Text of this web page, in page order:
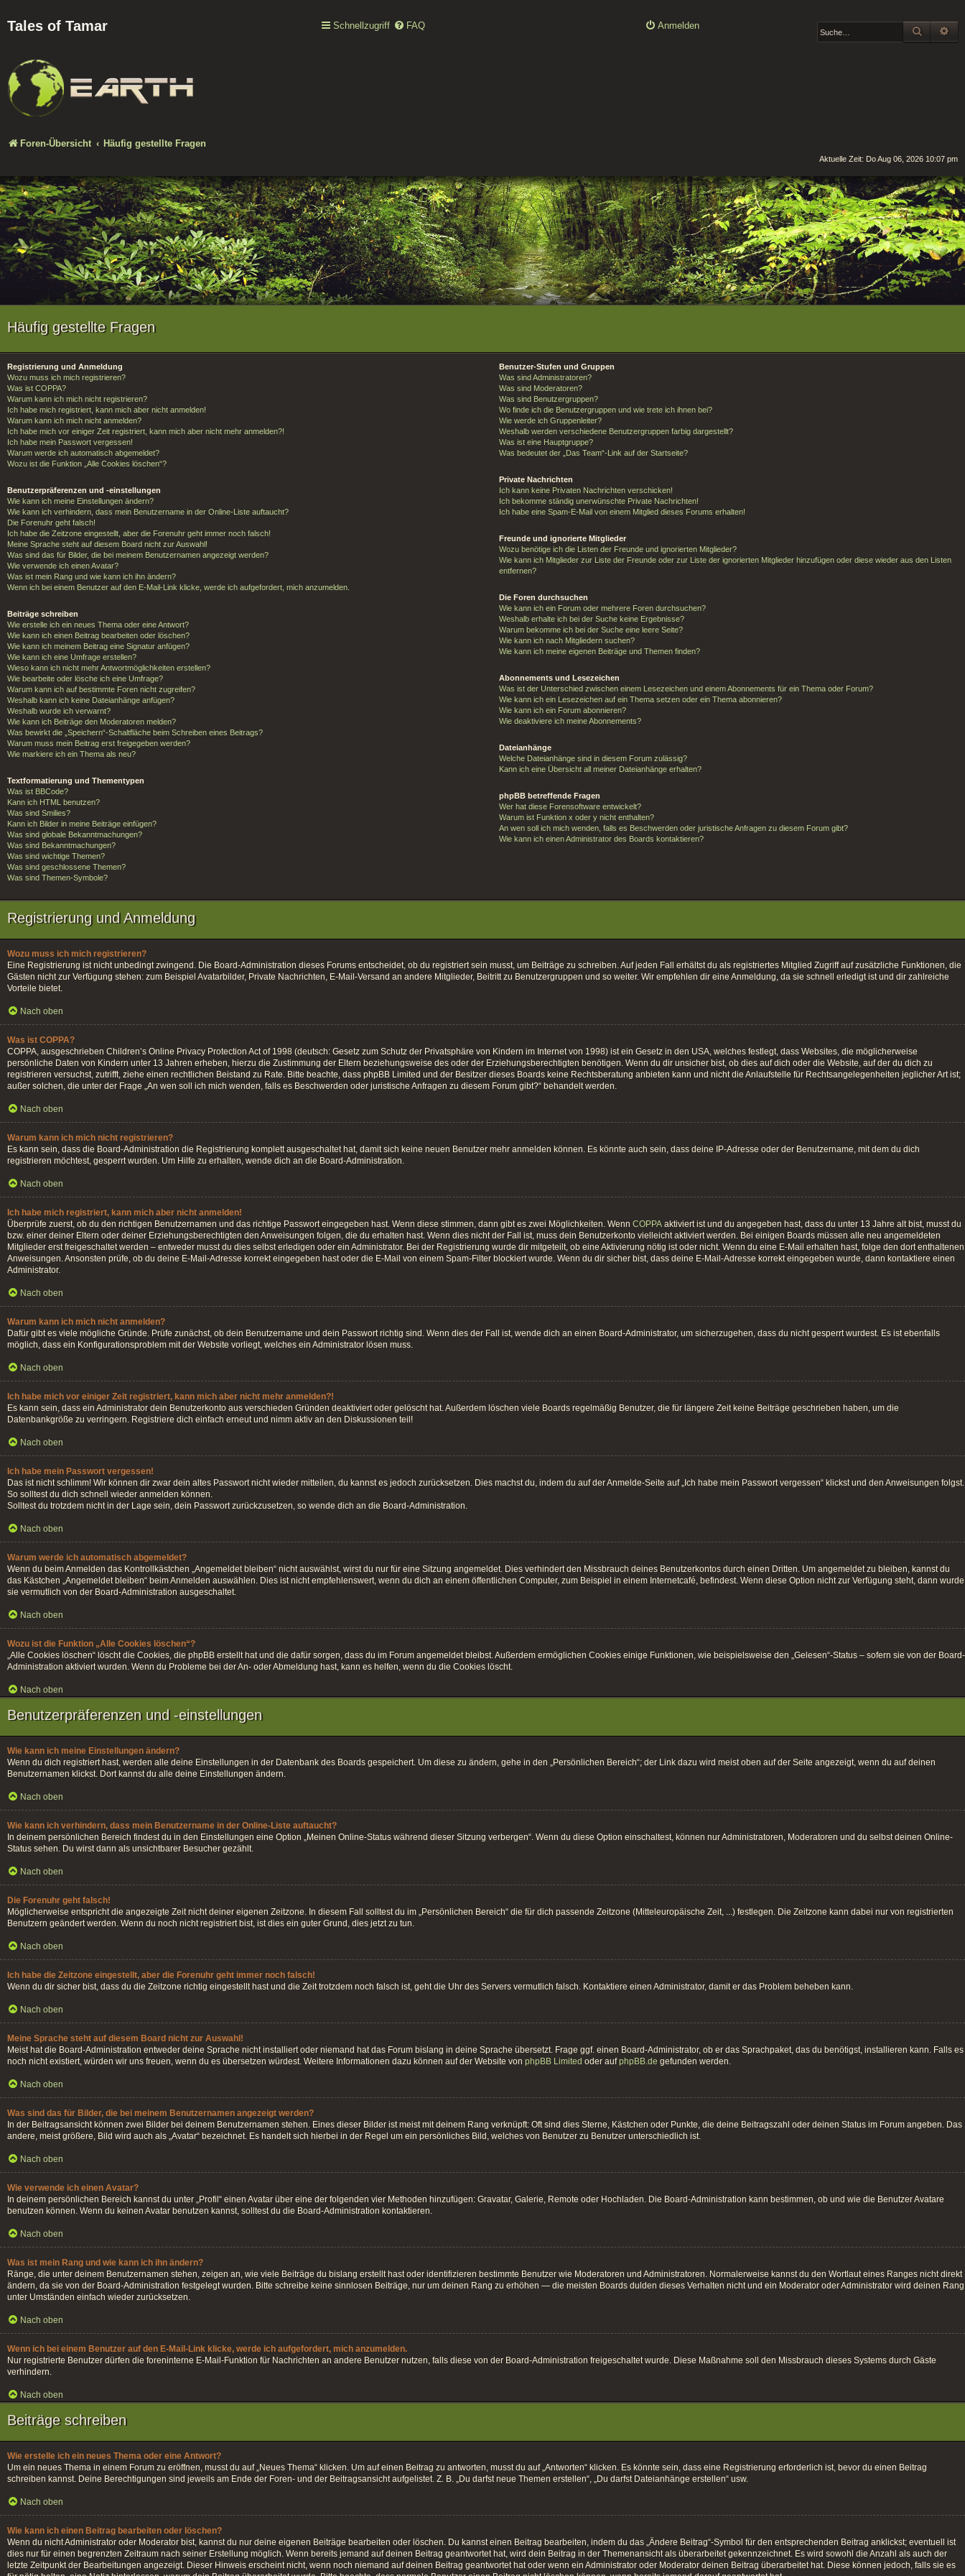
Tales of Tamar Schnellzugriff FAQ Anmelden SUCHE
Foren-Übersicht Häufig gestellte Fragen
Aktuelle Zeit: Do Aug 06, 2026 10:07 pm
Häufig gestellte Fragen
Registrierung und Anmeldung
Wozu muss ich mich registrieren?
Was ist COPPA?
Warum kann ich mich nicht registrieren?
Ich habe mich registriert, kann mich aber nicht anmelden!
Warum kann ich mich nicht anmelden?
Ich habe mich vor einiger Zeit registriert, kann mich aber nicht mehr anmelden?!
Ich habe mein Passwort vergessen!
Warum werde ich automatisch abgemeldet?
Wozu ist die Funktion „Alle Cookies löschen“?
Benutzerpräferenzen und -einstellungen
Wie kann ich meine Einstellungen ändern?
Wie kann ich verhindern, dass mein Benutzername in der Online-Liste auftaucht?
Die Forenuhr geht falsch!
Ich habe die Zeitzone eingestellt, aber die Forenuhr geht immer noch falsch!
Meine Sprache steht auf diesem Board nicht zur Auswahl!
Was sind das für Bilder, die bei meinem Benutzernamen angezeigt werden?
Wie verwende ich einen Avatar?
Was ist mein Rang und wie kann ich ihn ändern?
Wenn ich bei einem Benutzer auf den E-Mail-Link klicke, werde ich aufgefordert, mich anzumelden.
Beiträge schreiben
Wie erstelle ich ein neues Thema oder eine Antwort?
Wie kann ich einen Beitrag bearbeiten oder löschen?
Wie kann ich meinem Beitrag eine Signatur anfügen?
Wie kann ich eine Umfrage erstellen?
Wieso kann ich nicht mehr Antwortmöglichkeiten erstellen?
Wie bearbeite oder lösche ich eine Umfrage?
Warum kann ich auf bestimmte Foren nicht zugreifen?
Weshalb kann ich keine Dateianhänge anfügen?
Weshalb wurde ich verwarnt?
Wie kann ich Beiträge den Moderatoren melden?
Was bewirkt die „Speichern“-Schaltfläche beim Schreiben eines Beitrags?
Warum muss mein Beitrag erst freigegeben werden?
Wie markiere ich ein Thema als neu?
Textformatierung und Thementypen
Was ist BBCode?
Kann ich HTML benutzen?
Was sind Smilies?
Kann ich Bilder in meine Beiträge einfügen?
Was sind globale Bekanntmachungen?
Was sind Bekanntmachungen?
Was sind wichtige Themen?
Was sind geschlossene Themen?
Was sind Themen-Symbole?
Benutzer-Stufen und Gruppen
Was sind Administratoren?
Was sind Moderatoren?
Was sind Benutzergruppen?
Wo finde ich die Benutzergruppen und wie trete ich ihnen bei?
Wie werde ich Gruppenleiter?
Weshalb werden verschiedene Benutzergruppen farbig dargestellt?
Was ist eine Hauptgruppe?
Was bedeutet der „Das Team“-Link auf der Startseite?
Private Nachrichten
Ich kann keine Privaten Nachrichten verschicken!
Ich bekomme ständig unerwünschte Private Nachrichten!
Ich habe eine Spam-E-Mail von einem Mitglied dieses Forums erhalten!
Freunde und ignorierte Mitglieder
Wozu benötige ich die Listen der Freunde und ignorierten Mitglieder?
Wie kann ich Mitglieder zur Liste der Freunde oder zur Liste der ignorierten Mitglieder hinzufügen oder diese wieder aus den Listen
entfernen?
Die Foren durchsuchen
Wie kann ich ein Forum oder mehrere Foren durchsuchen?
Weshalb erhalte ich bei der Suche keine Ergebnisse?
Warum bekomme ich bei der Suche eine leere Seite?
Wie kann ich nach Mitgliedern suchen?
Wie kann ich meine eigenen Beiträge und Themen finden?
Abonnements und Lesezeichen
Was ist der Unterschied zwischen einem Lesezeichen und einem Abonnements für ein Thema oder Forum?
Wie kann ich ein Lesezeichen auf ein Thema setzen oder ein Thema abonnieren?
Wie kann ich ein Forum abonnieren?
Wie deaktiviere ich meine Abonnements?
Dateianhänge
Welche Dateianhänge sind in diesem Forum zulässig?
Kann ich eine Übersicht all meiner Dateianhänge erhalten?
phpBB betreffende Fragen
Wer hat diese Forensoftware entwickelt?
Warum ist Funktion x oder y nicht enthalten?
An wen soll ich mich wenden, falls es Beschwerden oder juristische Anfragen zu diesem Forum gibt?
Wie kann ich einen Administrator des Boards kontaktieren?
Registrierung und Anmeldung
Wozu muss ich mich registrieren?
Eine Registrierung ist nicht unbedingt zwingend. Die Board-Administration dieses Forums entscheidet, ob du registriert sein musst, um Beiträge zu schreiben. Auf jeden Fall erhältst du als registriertes Mitglied Zugriff auf zusätzliche Funktionen, die
Gästen nicht zur Verfügung stehen: zum Beispiel Avatarbilder, Private Nachrichten, E-Mail-Versand an andere Mitglieder, Beitritt zu Benutzergruppen und so weiter. Wir empfehlen dir eine Anmeldung, da sie schnell erledigt ist und dir zahlreiche
Vorteile bietet.
Nach oben
Was ist COPPA?
COPPA, ausgeschrieben Children’s Online Privacy Protection Act of 1998 (deutsch: Gesetz zum Schutz der Privatsphäre von Kindern im Internet von 1998) ist ein Gesetz in den USA, welches festlegt, dass Websites, die möglicherweise
persönliche Daten von Kindern unter 13 Jahren erheben, hierzu die Zustimmung der Eltern beziehungsweise des oder der Erziehungsberechtigten benötigen. Wenn du dir unsicher bist, ob dies auf dich oder die Website, auf der du dich zu
registrieren versuchst, zutrifft, ziehe einen rechtlichen Beistand zu Rate. Bitte beachte, dass phpBB Limited und der Besitzer dieses Boards keine Rechtsberatung anbieten kann und nicht die Anlaufstelle für Rechtsangelegenheiten jeglicher Art ist;
außer solchen, die unter der Frage „An wen soll ich mich wenden, falls es Beschwerden oder juristische Anfragen zu diesem Forum gibt?“ behandelt werden.
Nach oben
Warum kann ich mich nicht registrieren?
Es kann sein, dass die Board-Administration die Registrierung komplett ausgeschaltet hat, damit sich keine neuen Benutzer mehr anmelden können. Es könnte auch sein, dass deine IP-Adresse oder der Benutzername, mit dem du dich
registrieren möchtest, gesperrt wurden. Um Hilfe zu erhalten, wende dich an die Board-Administration.
Nach oben
Ich habe mich registriert, kann mich aber nicht anmelden!
Überprüfe zuerst, ob du den richtigen Benutzernamen und das richtige Passwort eingegeben hast. Wenn diese stimmen, dann gibt es zwei Möglichkeiten. Wenn COPPA aktiviert ist und du angegeben hast, dass du unter 13 Jahre alt bist, musst du
bzw. einer deiner Eltern oder deiner Erziehungsberechtigten den Anweisungen folgen, die du erhalten hast. Wenn dies nicht der Fall ist, muss dein Benutzerkonto vielleicht aktiviert werden. Bei einigen Boards müssen alle neu angemeldeten
Mitglieder erst freigeschaltet werden – entweder musst du dies selbst erledigen oder ein Administrator. Bei der Registrierung wurde dir mitgeteilt, ob eine Aktivierung nötig ist oder nicht. Wenn du eine E-Mail erhalten hast, folge den dort enthaltenen
Anweisungen. Ansonsten prüfe, ob du deine E-Mail-Adresse korrekt eingegeben hast oder die E-Mail von einem Spam-Filter blockiert wurde. Wenn du dir sicher bist, dass deine E-Mail-Adresse korrekt eingegeben wurde, dann kontaktiere einen
Administrator.
Nach oben
Warum kann ich mich nicht anmelden?
Dafür gibt es viele mögliche Gründe. Prüfe zunächst, ob dein Benutzername und dein Passwort richtig sind. Wenn dies der Fall ist, wende dich an einen Board-Administrator, um sicherzugehen, dass du nicht gesperrt wurdest. Es ist ebenfalls
möglich, dass ein Konfigurationsproblem mit der Website vorliegt, welches ein Administrator lösen muss.
Nach oben
Ich habe mich vor einiger Zeit registriert, kann mich aber nicht mehr anmelden?!
Es kann sein, dass ein Administrator dein Benutzerkonto aus verschieden Gründen deaktiviert oder gelöscht hat. Außerdem löschen viele Boards regelmäßig Benutzer, die für längere Zeit keine Beiträge geschrieben haben, um die
Datenbankgröße zu verringern. Registriere dich einfach erneut und nimm aktiv an den Diskussionen teil!
Nach oben
Ich habe mein Passwort vergessen!
Das ist nicht schlimm! Wir können dir zwar dein altes Passwort nicht wieder mitteilen, du kannst es jedoch zurücksetzen. Dies machst du, indem du auf der Anmelde-Seite auf „Ich habe mein Passwort vergessen“ klickst und den Anweisungen folgst.
So solltest du dich schnell wieder anmelden können.
Solltest du trotzdem nicht in der Lage sein, dein Passwort zurückzusetzen, so wende dich an die Board-Administration.
Nach oben
Warum werde ich automatisch abgemeldet?
Wenn du beim Anmelden das Kontrollkästchen „Angemeldet bleiben“ nicht auswählst, wirst du nur für eine Sitzung angemeldet. Dies verhindert den Missbrauch deines Benutzerkontos durch einen Dritten. Um angemeldet zu bleiben, kannst du
das Kästchen „Angemeldet bleiben“ beim Anmelden auswählen. Dies ist nicht empfehlenswert, wenn du dich an einem öffentlichen Computer, zum Beispiel in einem Internetcafé, befindest. Wenn diese Option nicht zur Verfügung steht, dann wurde
sie vermutlich von der Board-Administration ausgeschaltet.
Nach oben
Wozu ist die Funktion „Alle Cookies löschen“?
„Alle Cookies löschen“ löscht die Cookies, die phpBB erstellt hat und die dafür sorgen, dass du im Forum angemeldet bleibst. Außerdem ermöglichen Cookies einige Funktionen, wie beispielsweise den „Gelesen“-Status – sofern sie von der Board-
Administration aktiviert wurden. Wenn du Probleme bei der An- oder Abmeldung hast, kann es helfen, wenn du die Cookies löscht.
Nach oben
Benutzerpräferenzen und -einstellungen
Wie kann ich meine Einstellungen ändern?
Wenn du dich registriert hast, werden alle deine Einstellungen in der Datenbank des Boards gespeichert. Um diese zu ändern, gehe in den „Persönlichen Bereich“; der Link dazu wird meist oben auf der Seite angezeigt, wenn du auf deinen
Benutzernamen klickst. Dort kannst du alle deine Einstellungen ändern.
Nach oben
Wie kann ich verhindern, dass mein Benutzername in der Online-Liste auftaucht?
In deinem persönlichen Bereich findest du in den Einstellungen eine Option „Meinen Online-Status während dieser Sitzung verbergen“. Wenn du diese Option einschaltest, können nur Administratoren, Moderatoren und du selbst deinen Online-
Status sehen. Du wirst dann als unsichtbarer Besucher gezählt.
Nach oben
Die Forenuhr geht falsch!
Möglicherweise entspricht die angezeigte Zeit nicht deiner eigenen Zeitzone. In diesem Fall solltest du im „Persönlichen Bereich“ die für dich passende Zeitzone (Mitteleuropäische Zeit, ...) festlegen. Die Zeitzone kann dabei nur von registrierten
Benutzern geändert werden. Wenn du noch nicht registriert bist, ist dies ein guter Grund, dies jetzt zu tun.
Nach oben
Ich habe die Zeitzone eingestellt, aber die Forenuhr geht immer noch falsch!
Wenn du dir sicher bist, dass du die Zeitzone richtig eingestellt hast und die Zeit trotzdem noch falsch ist, geht die Uhr des Servers vermutlich falsch. Kontaktiere einen Administrator, damit er das Problem beheben kann.
Nach oben
Meine Sprache steht auf diesem Board nicht zur Auswahl!
Meist hat die Board-Administration entweder deine Sprache nicht installiert oder niemand hat das Forum bislang in deine Sprache übersetzt. Frage ggf. einen Board-Administrator, ob er das Sprachpaket, das du benötigst, installieren kann. Falls es
noch nicht existiert, würden wir uns freuen, wenn du es übersetzen würdest. Weitere Informationen dazu können auf der Website von phpBB Limited oder aufphpBB.de gefunden werden.
Nach oben
Was sind das für Bilder, die bei meinem Benutzernamen angezeigt werden?
In der Beitragsansicht können zwei Bilder bei deinem Benutzernamen stehen. Eines dieser Bilder ist meist mit deinem Rang verknüpft: Oft sind dies Sterne, Kästchen oder Punkte, die deine Beitragszahl oder deinen Status im Forum angeben. Das
andere, meist größere, Bild wird auch als „Avatar“ bezeichnet. Es handelt sich hierbei in der Regel um ein persönliches Bild, welches von Benutzer zu Benutzer unterschiedlich ist.
Nach oben
Wie verwende ich einen Avatar?
In deinem persönlichen Bereich kannst du unter „Profil“ einen Avatar über eine der folgenden vier Methoden hinzufügen: Gravatar, Galerie, Remote oder Hochladen. Die Board-Administration kann bestimmen, ob und wie die Benutzer Avatare
benutzen können. Wenn du keinen Avatar benutzen kannst, solltest du die Board-Administration kontaktieren.
Nach oben
Was ist mein Rang und wie kann ich ihn ändern?
Ränge, die unter deinem Benutzernamen stehen, zeigen an, wie viele Beiträge du bislang erstellt hast oder identifizieren bestimmte Benutzer wie Moderatoren und Administratoren. Normalerweise kannst du den Wortlaut eines Ranges nicht direkt
ändern, da sie von der Board-Administration festgelegt wurden. Bitte schreibe keine sinnlosen Beiträge, nur um deinen Rang zu erhöhen — die meisten Boards dulden dieses Verhalten nicht und ein Moderator oder Administrator wird deinen Rang
unter Umständen einfach wieder zurücksetzen.
Nach oben
Wenn ich bei einem Benutzer auf den E-Mail-Link klicke, werde ich aufgefordert, mich anzumelden.
Nur registrierte Benutzer dürfen die foreninterne E-Mail-Funktion für Nachrichten an andere Benutzer nutzen, falls diese von der Board-Administration freigeschaltet wurde. Diese Maßnahme soll den Missbrauch dieses Systems durch Gäste
verhindern.
Nach oben
Beiträge schreiben
Wie erstelle ich ein neues Thema oder eine Antwort?
Um ein neues Thema in einem Forum zu eröffnen, musst du auf „Neues Thema“ klicken. Um auf einen Beitrag zu antworten, musst du auf „Antworten“ klicken. Es könnte sein, dass eine Registrierung erforderlich ist, bevor du einen Beitrag
schreiben kannst. Deine Berechtigungen sind jeweils am Ende der Foren- und der Beitragsansicht aufgelistet. Z. B. „Du darfst neue Themen erstellen“, „Du darfst Dateianhänge erstellen“ usw.
Nach oben
Wie kann ich einen Beitrag bearbeiten oder löschen?
Wenn du nicht Administrator oder Moderator bist, kannst du nur deine eigenen Beiträge bearbeiten oder löschen. Du kannst einen Beitrag bearbeiten, indem du das „Ändere Beitrag“-Symbol für den entsprechenden Beitrag anklickst; eventuell ist
dies nur für einen begrenzten Zeitraum nach seiner Erstellung möglich. Wenn bereits jemand auf deinen Beitrag geantwortet hat, wird dein Beitrag in der Themenansicht als überarbeitet gekennzeichnet. Es wird sowohl die Anzahl als auch der
letzte Zeitpunkt der Bearbeitungen angezeigt. Dieser Hinweis erscheint nicht, wenn noch niemand auf deinen Beitrag geantwortet hat oder wenn ein Administrator oder Moderator deinen Beitrag überarbeitet hat. Diese können jedoch, falls sie es